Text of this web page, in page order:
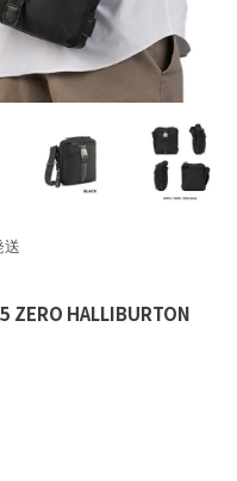
送
ZERO HALLIBURTON